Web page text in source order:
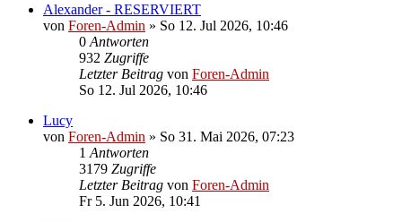
Alexander - RESERVIERT
von Foren-Admin » So 12. Jul 2026, 10:46
0 Antworten
932 Zugriffe
Letzter Beitrag von Foren-Admin
So 12. Jul 2026, 10:46
Lucy
von Foren-Admin » So 31. Mai 2026, 07:23
1 Antworten
3179 Zugriffe
Letzter Beitrag von Foren-Admin
Fr 5. Jun 2026, 10:41